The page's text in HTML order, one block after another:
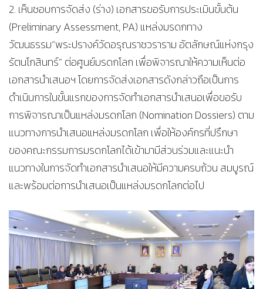
2. เห็นชอบการจัดส่ง (ร่าง) เอกสารขอรับการประเมินขั้นต้น
(Preliminary Assessment, PA) แหล่งมรดกทาง
วัฒนธรรม“พระปรางค์วัดอรุณราชวราราม อัตลักษณ์แห่งกรุง
รัตนโกสินทร์” ต่อศูนย์มรดกโลก เพื่อพิจารณาให้ความเห็นต่อ
เอกสารนำเสนอฯ โดยการจัดส่งเอกสารดังกล่าวถือเป็นการ
ดำเนินการในขั้นแรกของการจัดทำเอกสารนำเสนอเพื่อขอรับ
การพิจารณาเป็นแหล่งมรดกโลก (Nomination Dossiers) ตาม
แนวทางการนำเสนอแหล่งมรดกโลก เพื่อให้องค์กรที่ปรึกษา
ของคณะกรรมการมรดกโลกได้เข้ามามีส่วนร่วมและแนะนำ
แนวทางในการจัดทำเอกสารนำเสนอให้มีความครบถ้วน สมบูรณ์
และพร้อมต่อการนำเสนอเป็นแหล่งมรดกโลกต่อไป